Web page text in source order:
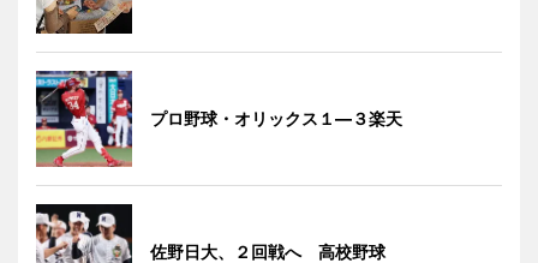
プロ野球・オリックス１―３楽天
佐野日大、２回戦へ 高校野球